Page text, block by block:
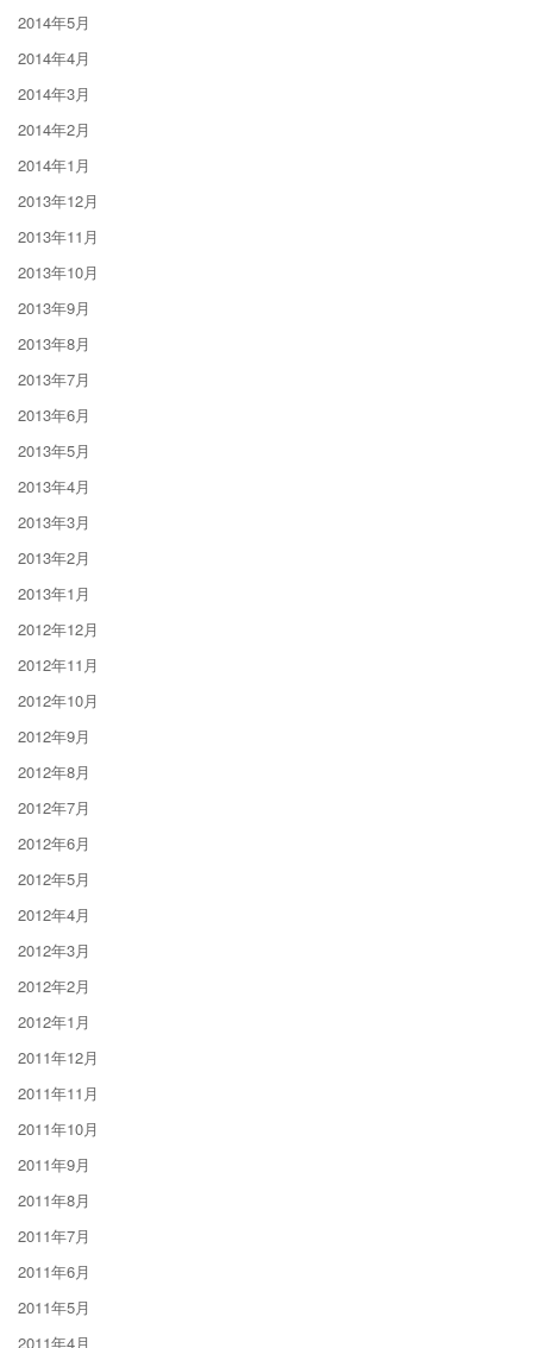
2014年5月
2014年4月
2014年3月
2014年2月
2014年1月
2013年12月
2013年11月
2013年10月
2013年9月
2013年8月
2013年7月
2013年6月
2013年5月
2013年4月
2013年3月
2013年2月
2013年1月
2012年12月
2012年11月
2012年10月
2012年9月
2012年8月
2012年7月
2012年6月
2012年5月
2012年4月
2012年3月
2012年2月
2012年1月
2011年12月
2011年11月
2011年10月
2011年9月
2011年8月
2011年7月
2011年6月
2011年5月
2011年4月